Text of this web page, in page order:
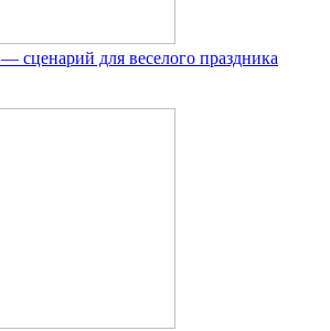
сценарий для веселого праздника